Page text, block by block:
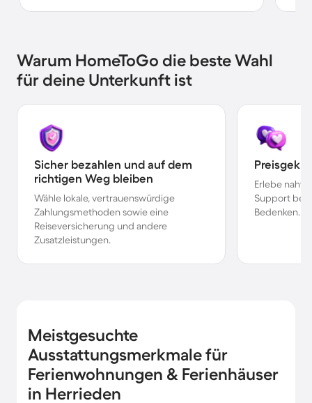
Warum HomeToGo die beste Wahl
für deine Unterkunft ist
Sicher bezahlen und auf dem
richtigen Weg bleiben
Wähle lokale, vertrauenswürdige
Zahlungsmethoden sowie eine
Reiseversicherung und andere
Zusatzleistungen.
Erlebe
Support bei
Bedenken.
Meistgesuchte
Ausstattungsmerkmale für
Ferienwohnungen & Ferienhäuser
in Herrieden